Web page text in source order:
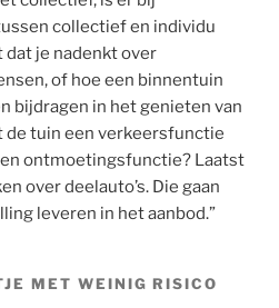
collectief en individu
dat je nadenkt over
of hoe een binnentuin
bijdragen in het genieten van
de tuin een verkeersfunctie
ontmoetingsfunctie? Laatst
over deelauto’s. Die gaan
leveren in het aanbod.”
MET WEINIG RISICO